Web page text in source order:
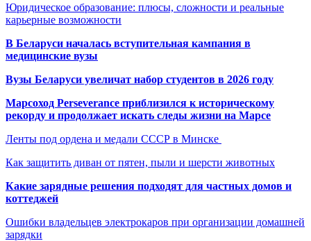
Юридическое образование: плюсы, сложности и реальные
карьерные возможности
В Беларуси началась вступительная кампания в
медицинские вузы
Вузы Беларуси увеличат набор студентов в 2026 году
Марсоход Perseverance приблизился к историческому
рекорду и продолжает искать следы жизни на Марсе
Ленты под ордена и медали СССР в Минске
Как защитить диван от пятен, пыли и шерсти животных
Какие зарядные решения подходят для частных домов и
коттеджей
Ошибки владельцев электрокаров при организации домашней
зарядки